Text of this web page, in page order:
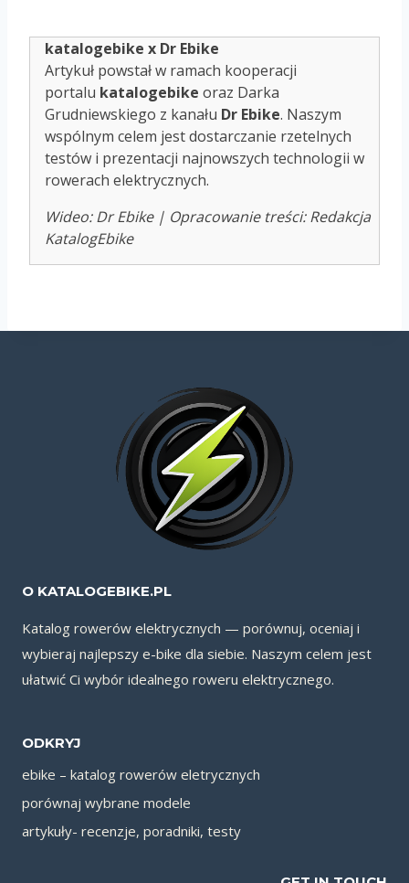
katalogebike x Dr Ebike
Artykuł powstał w ramach kooperacji
portalu katalogebike oraz Darka
Grudniewskiego z kanału Dr Ebike. Naszym
wspólnym celem jest dostarczanie rzetelnych
testów i prezentacji najnowszych technologii w
rowerach elektrycznych.
Wideo: Dr Ebike | Opracowanie treści: Redakcja
KatalogEbike
O KATALOGEBIKE.PL
Katalog rowerów elektrycznych — porównuj, oceniaj i
wybieraj najlepszy e-bike dla siebie. Naszym celem jest
ułatwić Ci wybór idealnego roweru elektrycznego.
ODKRYJ
ebike – katalog rowerów eletrycznych
porównaj wybrane modele
artykuły- recenzje, poradniki, testy